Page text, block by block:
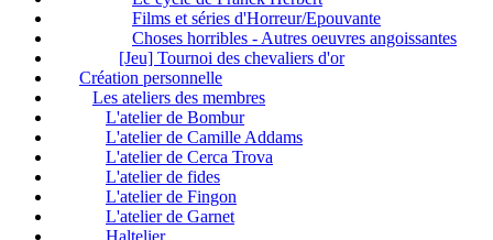
Films et séries d'Horreur/Epouvante
Choses horribles - Autres oeuvres angoissantes
[Jeu] Tournoi des chevaliers d'or
Création personnelle
Les ateliers des membres
L'atelier de Bombur
L'atelier de Camille Addams
L'atelier de Cerca Trova
L'atelier de fides
L'atelier de Fingon
L'atelier de Garnet